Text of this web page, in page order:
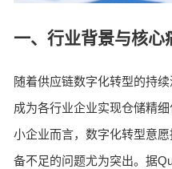
一、行业背景与核心
随着供应链数字化转型的持
成为各行业企业实现仓储精
小企业而言，数字化转型意
备不足的问题尤为突出。据